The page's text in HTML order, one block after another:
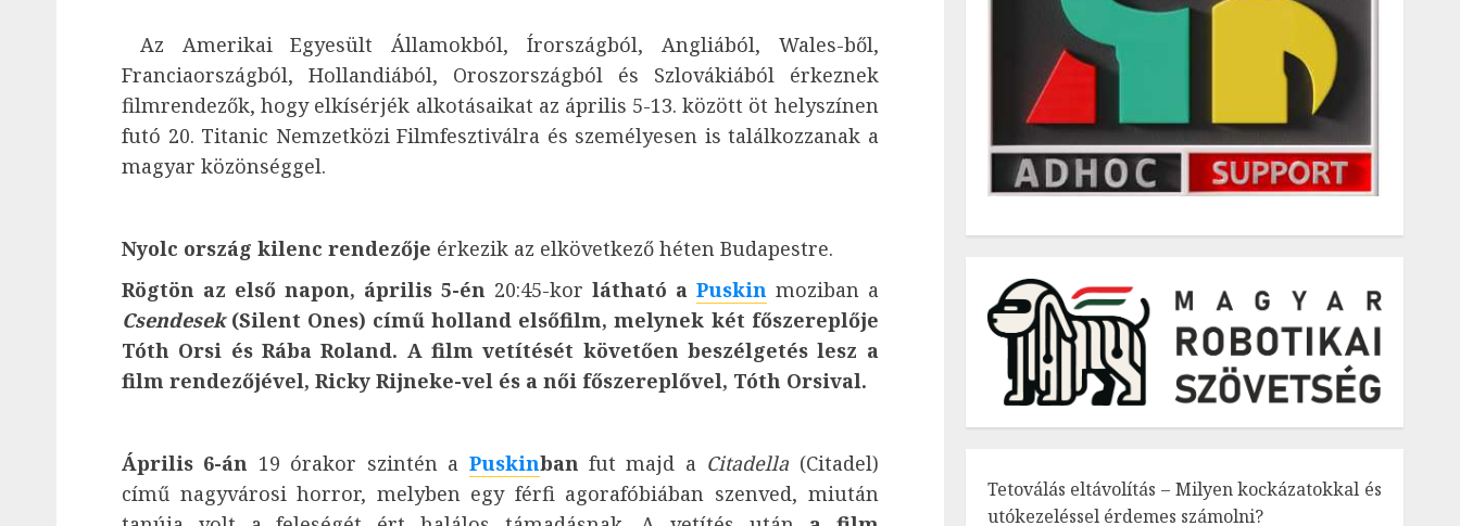
Az Amerikai Egyesült Államokból, Írországból, Angliából, Wales-ből,
Franciaországból, Hollandiából, Oroszországból és Szlovákiából érkeznek
filmrendezők, hogy elkísérjék alkotásaikat az április 5-13. között öt helyszínen
futó 20. Titanic Nemzetközi Filmfesztiválra és személyesen is találkozzanak a
magyar közönséggel.
Nyolc ország kilenc rendezője érkezik az elkövetkező héten Budapestre.
Rögtön az első napon, április 5-én 20:45-kor látható a Puskin moziban a
Csendesek(Silent Ones) című holland elsőfilm, melynek két főszereplője
Tóth Orsi és Rába Roland. A film vetítését követően beszélgetés lesz a
film rendezőjével, Ricky Rijneke-vel és a női főszereplővel, Tóth Orsival.
Április 6-án 19 órakor szintén a Puskinban fut majd a Citadella (Citadel)
című nagyvárosi horror, melyben egy férfi agorafóbiában szenved, miután
Tetoválás eltávolítás – Milyen kockázatokkal és
utókezeléssel érdemes számolni?